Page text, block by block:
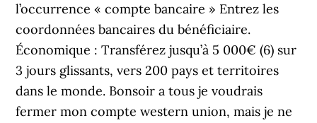
l’occurrence « compte bancaire » Entrez les
coordonnées bancaires du bénéficiaire.
Économique : Transférez jusqu’à 5 000€ (6) sur
3 jours glissants, vers 200 pays et territoires
dans le monde. Bonsoir a tous je voudrais
fermer mon compte western union, mais je ne